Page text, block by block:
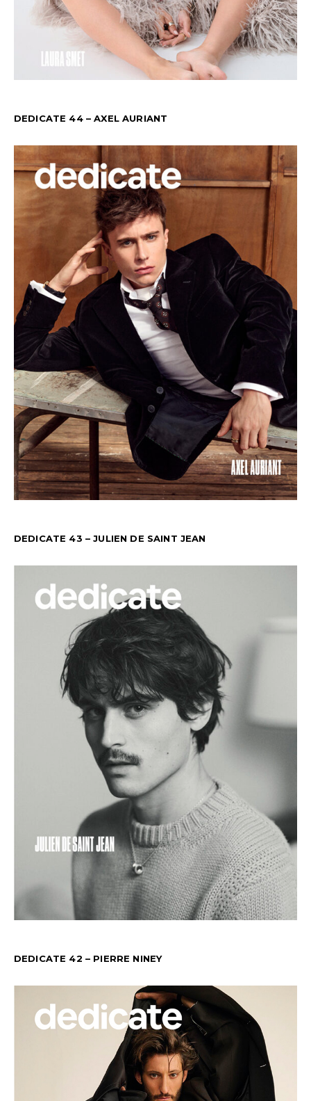
DEDICATE 44 – AXEL AURIANT
DEDICATE 43 – JULIEN DE SAINT JEAN
DEDICATE 42 – PIERRE NINEY